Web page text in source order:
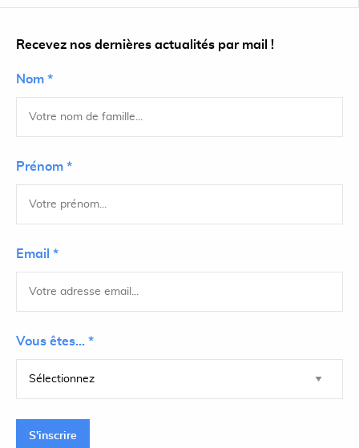
Recevez nos dernières actualités par mail !
Nom *
Prénom *
Email *
Vous êtes... *
S'inscrire